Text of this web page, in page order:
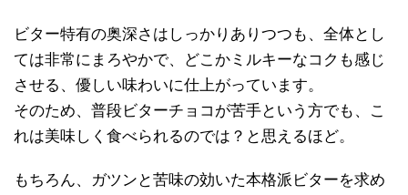
ビター特有の奥深さはしっかりありつつも、全体とし
ては非常にまろやかで、どこかミルキーなコクも感じ
させる、優しい味わいに仕上がっています。
そのため、普段ビターチョコが苦手という方でも、こ
れは美味しく食べられるのでは？と思えるほど。
もちろん、ガツンと苦味の効いた本格派ビターを求め